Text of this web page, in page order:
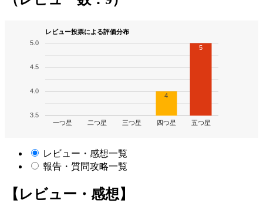
レビュー投票による評価分布
一つ星 二つ星 三つ星 四つ星 五つ星
3.5
4.0
4.5
5.0
4
5
レビュー・感想一覧
報告・質問攻略一覧
【レビュー・感想】